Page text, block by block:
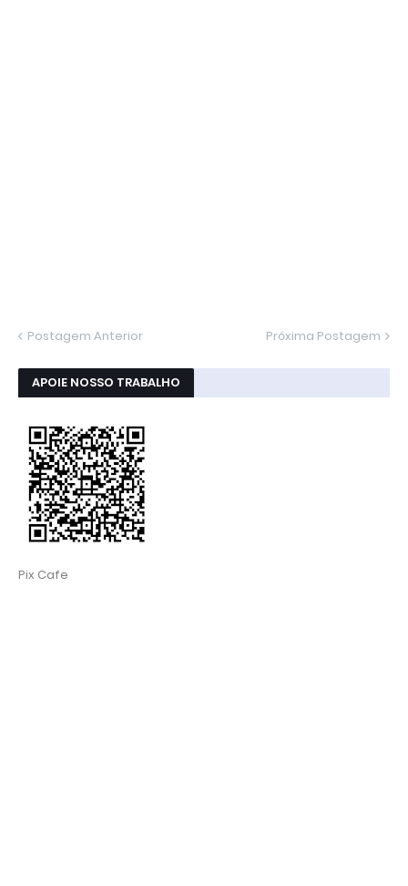
Postagem Anterior Próxima Postagem
APOIE NOSSO TRABALHO
Pix Cafe